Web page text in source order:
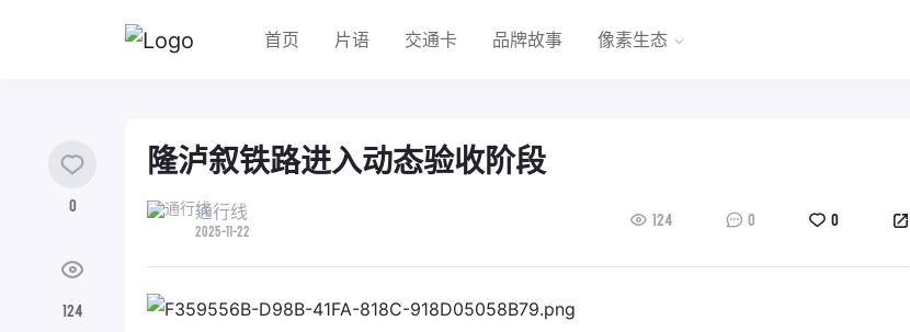
首页 片语 交通卡 品牌故事 像素生态
0
124
隆泸叙铁路进入动态验收阶段
通行线
2025-11-22
124 0 0